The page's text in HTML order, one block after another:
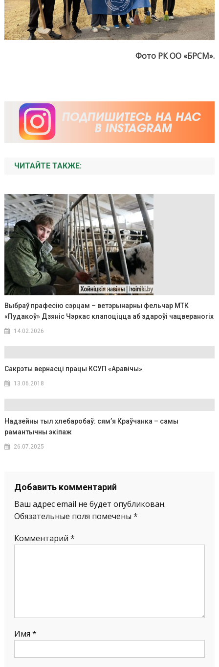
Фото РК ОО «БРСМ».
ЧИТАЙТЕ ТАКЖЕ:
Выбраў прафесію сэрцам – ветэрынарны фельчар МТК
«Пудакоў» Дзяніс Чэркас клапоціцца аб здароўі чацвераногіх
14.02.2026
Сакрэты вернасці працы КСУП «Аравічы»
13.06.2018
Надзейны тыл хлебаробаў: сям’я Краўчанка – самы
рамантычны экіпаж
26.07.2025
Добавить комментарий
Ваш адрес email не будет опубликован.
Обязательные поля помечены *
Комментарий *
Имя *